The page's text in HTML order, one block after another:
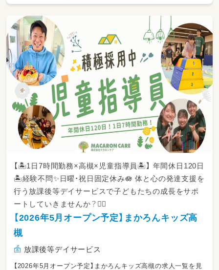
【🏝️1日7時間勤務×高槻×児童指導員🏝️】 年間休日120日
🏝️経験不問✨日曜・祝日固定休み🪷 体と心の発達支援を
行う放課後等デイサービスで子どもたちの成長をサポ
ートしていきませんか？🙆‍♂️
【2026年5月オープン予定】まかろんキッズ高
槻
放課後等デイサービス
【2026年5月オープン予定】まかろんキッズ高槻の求人一覧を見